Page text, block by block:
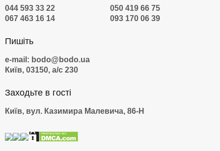
044 593 33 22
050 419 66 75
067 463 16 14
093 170 06 39
Пишіть
e-mail: bodo@bodo.ua
Київ, 03150, а/с 230
Заходьте в гості
Київ, вул. Казимира Малевича, 86-Н